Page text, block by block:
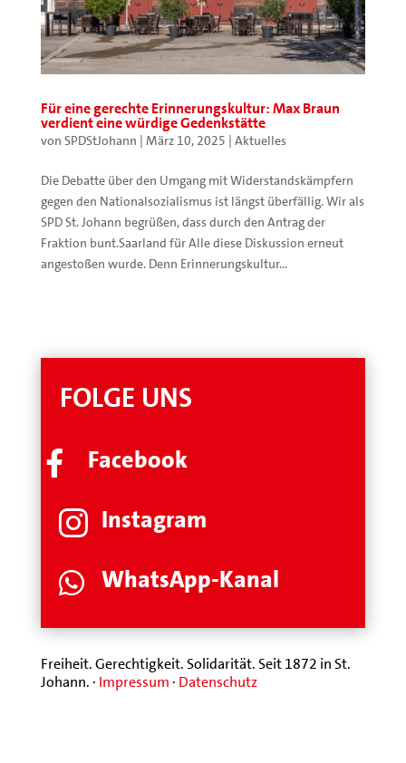
Für eine gerechte Erinnerungskultur: Max Braun
verdient eine würdige Gedenkstätte
von SPDStJohann | März 10, 2025 | Aktuelles
Die Debatte über den Umgang mit Widerstandskämpfern
gegen den Nationalsozialismus ist längst überfällig. Wir als
SPD St. Johann begrüßen, dass durch den Antrag der
Fraktion bunt.Saarland für Alle diese Diskussion erneut
angestoßen wurde. Denn Erinnerungskultur...
FOLGE UNS
 Facebook
 Instagram
 WhatsApp-Kanal
Freiheit. Gerechtigkeit. Solidarität. Seit 1872 in St.
Johann. · Impressum · Datenschutz